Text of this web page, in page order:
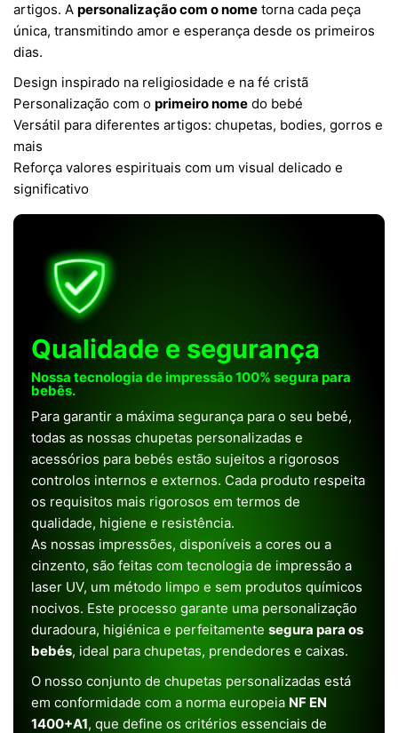
artigos. A personalização com o nome torna cada peça
única, transmitindo amor e esperança desde os primeiros
dias.
Design inspirado na religiosidade e na fé cristã
Personalização com o primeiro nome do bebé
Versátil para diferentes artigos: chupetas, bodies, gorros e
mais
Reforça valores espirituais com um visual delicado e
significativo
Qualidade e segurança
Nossa tecnologia de impressão 100% segura para
bebês.
Para garantir a máxima segurança para o seu bebé,
todas as nossas chupetas personalizadas e
acessórios para bebés estão sujeitos a rigorosos
controlos internos e externos. Cada produto respeita
os requisitos mais rigorosos em termos de
qualidade, higiene e resistência.
As nossas impressões, disponíveis a cores ou a
cinzento, são feitas com tecnologia de impressão a
laser UV, um método limpo e sem produtos químicos
nocivos. Este processo garante uma personalização
duradoura, higiénica e perfeitamente segura para os
bebés, ideal para chupetas, prendedores e caixas.
O nosso conjunto de chupetas personalizadas está
em conformidade com a norma europeia NF EN
1400+A1, que define os critérios essenciais de